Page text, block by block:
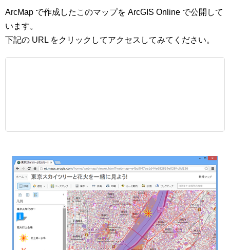
ArcMap で作成したこのマップを ArcGIS Online で公開して
います。
下記の URL をクリックしてアクセスしてみてください。